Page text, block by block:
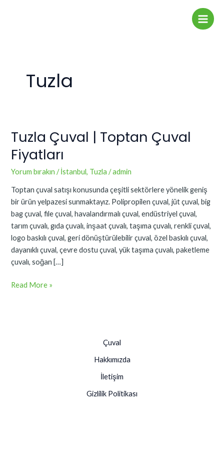
Main
Tuzla
Tuzla Çuval | Toptan Çuval
Fiyatları
Yorum bırakın /İstanbul, Tuzla /admin
Toptan çuval satışı konusunda çeşitli sektörlere yönelik geniş
bir ürün yelpazesi sunmaktayız. Polipropilen çuval, jüt çuval, big
bag çuval, file çuval, havalandırmalı çuval, endüstriyel çuval,
tarım çuvalı, gıda çuvalı, inşaat çuvalı, taşıma çuvalı, renkli çuval,
logo baskılı çuval, geri dönüştürülebilir çuval, özel baskılı çuval,
dayanıklı çuval, çevre dostu çuval, yük taşıma çuvalı, paketleme
çuvalı, soğan […]
Tuzla
|
Toptan
Fiyatları
Read More »
Çuval
Hakkımızda
İletişim
Gizlilik Politikası